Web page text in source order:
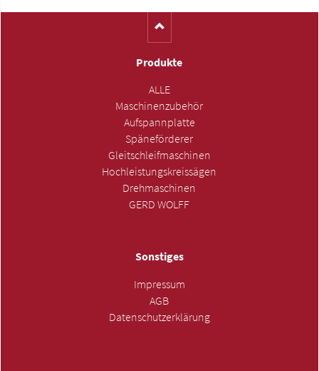
Produkte
ALLE
Maschinenzubehör
Aufspannplatte
Späneförderer
Gleitschleifmaschinen
Hochleistungskreissägen
Drehmaschinen
GERD WOLFF
Sonstiges
Impressum
AGB
Datenschutzerklärung